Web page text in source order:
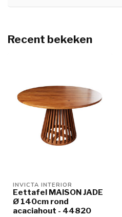
Recent bekeken
INVICTA INTERIOR
Eettafel MAISON JADE
Ø 140cm rond
acaciahout - 44820